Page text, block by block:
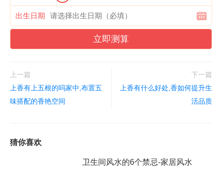
出生日期
立即测算
上一篇
上香有上五根的吗家中,布置五
味搭配的香艳空间
下一篇
上香有什么好处,香如何提升生
活品质
猜你喜欢
卫生间风水的6个禁忌-家居风水